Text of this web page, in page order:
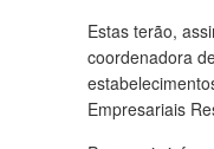
Estas terão,
coordenadora
Empresariais